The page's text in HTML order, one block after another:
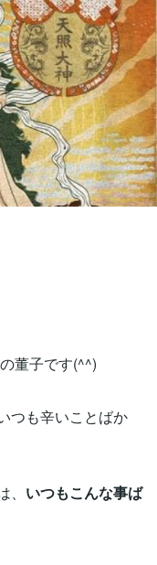
董子です(^^)
つも辛いことばか
いつもこんな事ば